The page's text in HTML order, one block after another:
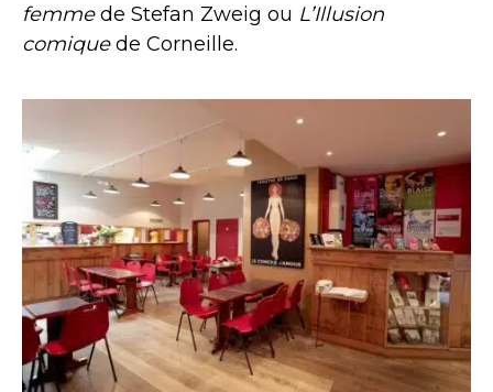
femmede Stefan Zweig ou L’Illusion
comiquede Corneille.